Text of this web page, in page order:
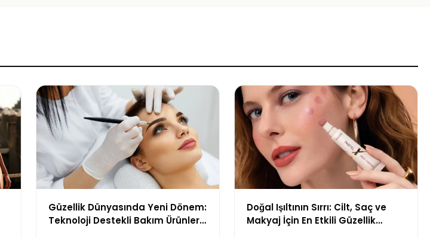
Güzellik Dünyasında Yeni Dönem:
Teknoloji Destekli Bakım Ürünleri
Doğal Işıltının Sırrı: Cilt, Saç ve
Makyaj İçin En Etkili Güzellik